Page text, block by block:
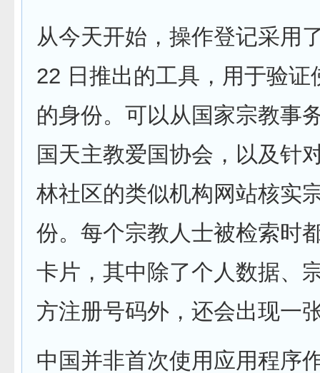
从今天开始，操作登记采用
22 日推出的工具，用于验证
的身份。可以从国家宗教事
国天主教爱国协会，以及针
林社区的类似机构网站核实
份。每个宗教人士被检索时
卡片，其中除了个人数据、
方注册号码外，还会出现一
中国并非首次使用应用程序